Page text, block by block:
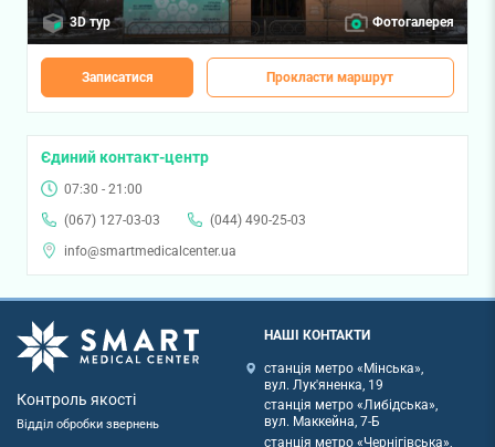
3D тур Фотогалерея
Записатися Прокласти маршрут
Єдиний контакт-центр
07:30 - 21:00
(067) 127-03-03
(044) 490-25-03
info@smartmedicalcenter.ua
Контроль якості
Відділ обробки звернень
НАШІ КОНТАКТИ
станція метро «Мінська»,
вул. Лук'яненка, 19
станція метро «Либідська»,
вул. Маккейна, 7-Б
станція метро «Чернігівська»,